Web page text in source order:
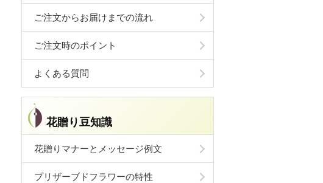
ご注文からお届けまでの流れ
ご注文時のポイント
よくある質問
花贈り豆知識
花贈りマナーとメッセージ例文
プリザーブドフラワーの特性